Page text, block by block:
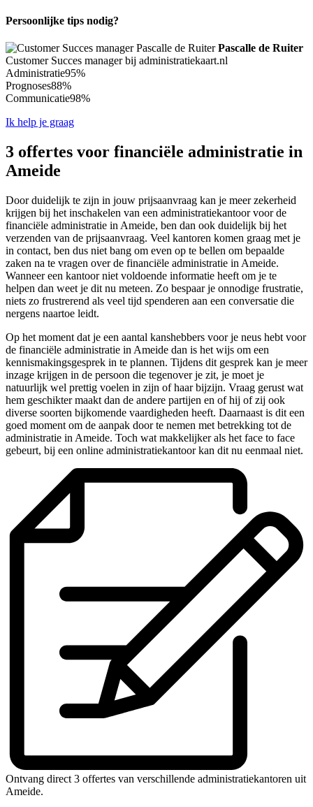
Persoonlijke tips nodig?
Pascalle de Ruiter
Customer Succes manager bij administratiekaart.nl
Administratie95%
Prognoses88%
Communicatie98%
Ik help je graag
3 offertes voor financiële administratie in
Ameide
Door duidelijk te zijn in jouw prijsaanvraag kan je meer zekerheid
krijgen bij het inschakelen van een administratiekantoor voor de
financiële administratie in Ameide, ben dan ook duidelijk bij het
verzenden van de prijsaanvraag. Veel kantoren komen graag met je
in contact, ben dus niet bang om even op te bellen om bepaalde
zaken na te vragen over de financiële administratie in Ameide.
Wanneer een kantoor niet voldoende informatie heeft om je te
helpen dan weet je dit nu meteen. Zo bespaar je onnodige frustratie,
niets zo frustrerend als veel tijd spenderen aan een conversatie die
nergens naartoe leidt.
Op het moment dat je een aantal kanshebbers voor je neus hebt voor
de financiële administratie in Ameide dan is het wijs om een
kennismakingsgesprek in te plannen. Tijdens dit gesprek kan je meer
inzage krijgen in de persoon die tegenover je zit, je moet je
natuurlijk wel prettig voelen in zijn of haar bijzijn. Vraag gerust wat
hem geschikter maakt dan de andere partijen en of hij of zij ook
diverse soorten bijkomende vaardigheden heeft. Daarnaast is dit een
goed moment om de aanpak door te nemen met betrekking tot de
administratie in Ameide. Toch wat makkelijker als het face to face
gebeurt, bij een online administratiekantoor kan dit nu eenmaal niet.
Ontvang direct 3 offertes van verschillende administratiekantoren uit
Ameide.